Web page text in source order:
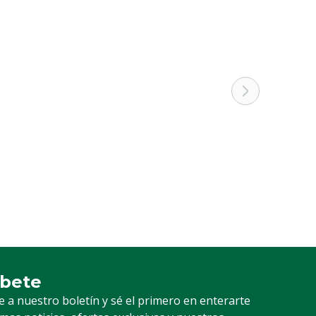
a nuestro boletín y sé el primero en enterarte
a nuestro boletín